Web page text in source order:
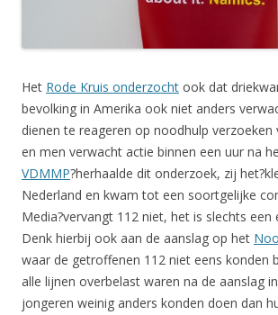
Het Rode Kruis onderzocht ook dat
bevolking in Amerika ook niet anders
dienen te reageren op noodhulp verzoeken
en men verwacht actie binnen een uur na
VDMMP?herhaalde dit onderzoek, zij
Nederland en kwam tot een soortgelijke
Media?vervangt 112 niet, het is slechts een
Denk hierbij ook aan de aanslag op het
waar de getroffenen 112 niet eens konden
alle lijnen overbelast waren na de aanslag
jongeren weinig anders konden doen dan